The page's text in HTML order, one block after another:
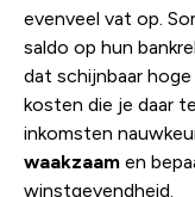
evenveel vat op.
saldo op hun
dat schijnbaar
kosten die je daar
inkomsten
waakzaam en
winstgevendheid.